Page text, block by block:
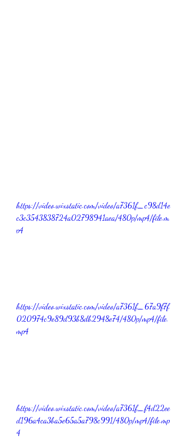
https://video.wixstatic.com/video/a7361f_c98d14e
c3c3543838724a02798941aea/480p/mp4/file.m
p4
https://video.wixstatic.com/video/a7361f_67a9f7f
020974c9e89d93b8db2948e74/480p/mp4/file.
mp4
https://video.wixstatic.com/video/a7361f_f4d22ee
d196a4ca3ba5e65a5a798c991/480p/mp4/file.mp
4